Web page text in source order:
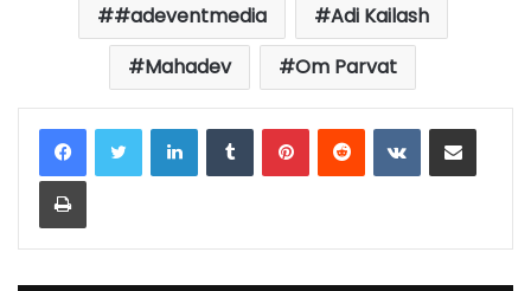
#adeventmedia
Adi Kailash
Mahadev
Om Parvat
LinkedInTumblrPinterestReddit VKontakteShare via Email
Print